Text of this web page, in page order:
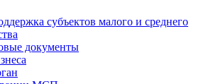
субъектов малого и среднего
документы